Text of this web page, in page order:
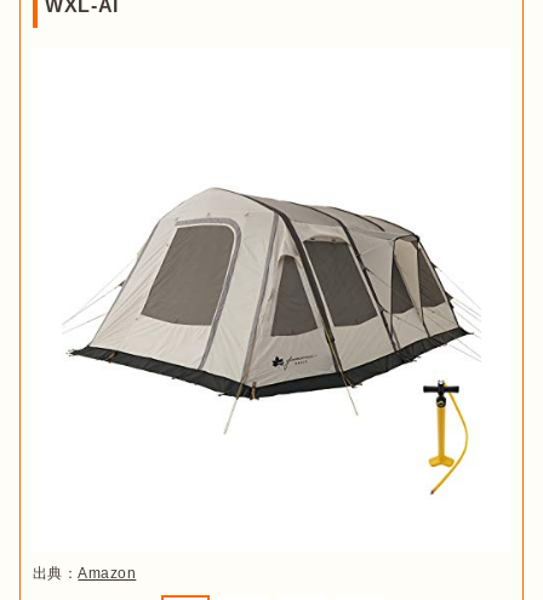
WXL-AI
出典：Amazon